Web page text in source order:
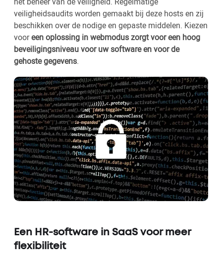
veiligheidsaudits worden gemaakt bij deze hosts en zij
beschikken over de nodige en gepaste middelen. Kiezen
vooreen oplossing in webmodus zorgt voor een hoog
beveiligingsniveau voor uw software en voor de
gehoste gegevens.
Een HR-software in SaaS voor meer
flexibiliteit